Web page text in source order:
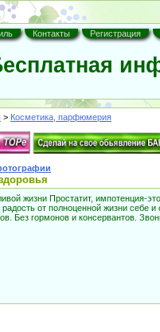
Контакты Регистрация
> Косметика, парфюмерия
жизни Простатит, импотенция-
радость от полноценной жизни себе
Без гормонов и консервантов.